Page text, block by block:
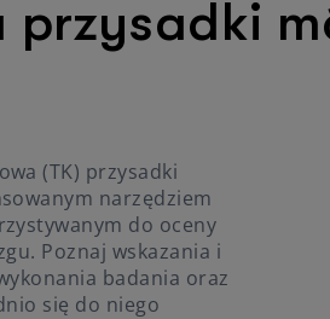
(TK) przysadki
narzędziem
do oceny
Poznaj wskazania i
badania oraz
się do niego